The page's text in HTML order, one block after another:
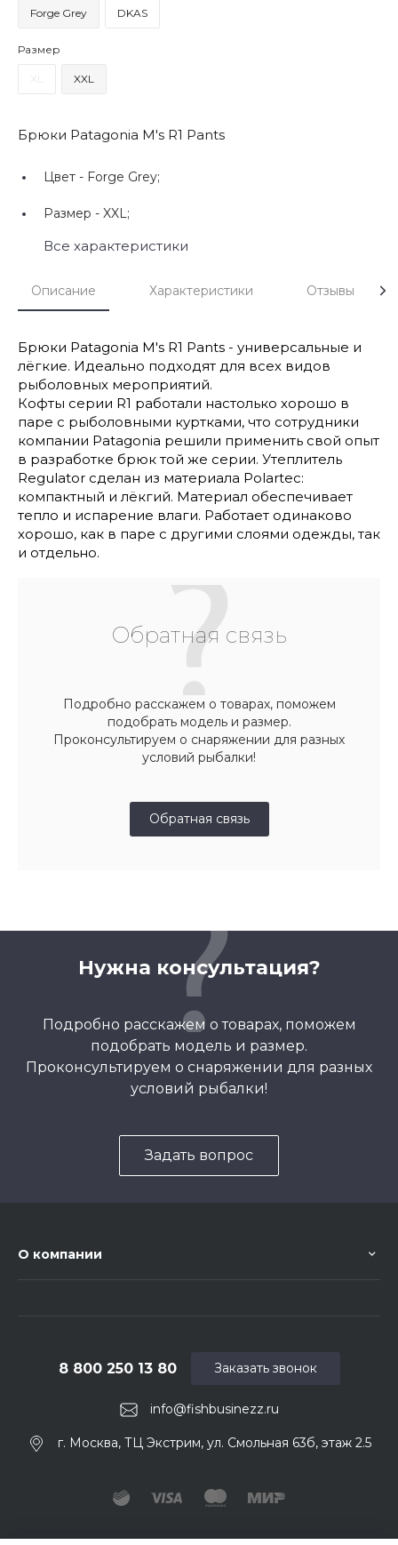
Forge Grey DKAS
Размер
XXL
Брюки Patagonia M's R1 Pants
Цвет - Forge Grey;
Размер - XXL;
Все характеристики
Описание Характеристики Отзывы
Брюки Patagonia M's R1 Pants - универсальные и
лёгкие. Идеально подходят для всех видов
рыболовных мероприятий.
Кофты серии R1 работали настолько хорошо в
паре с рыболовными куртками, что сотрудники
компании Patagonia решили применить свой опыт
в разработке брюк той же серии. Утеплитель
Regulator сделан из материала Polartec:
компактный и лёкгий. Материал обеспечивает
тепло и испарение влаги. Работает одинаково
хорошо, как в паре с другими слоями одежды, так
и отдельно.
Обратная связь
Подробно расскажем о товарах, поможем
подобрать модель и размер.
Проконсультируем о снаряжении для разных
условий рыбалки!
Обратная связь
Нужна консультация?
Подробно расскажем о товарах, поможем
подобрать модель и размер.
Проконсультируем о снаряжении для разных
условий рыбалки!
Задать вопрос
О компании
info@fishbusinezz.ru
8 800 250 13 80
г. Москва, ТЦ Экстрим, ул. Смольная 63б, этаж 2.5
Заказать звонок